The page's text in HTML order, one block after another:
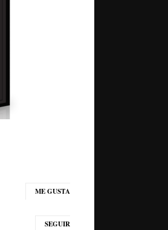
ME GUSTA
SEGUIR